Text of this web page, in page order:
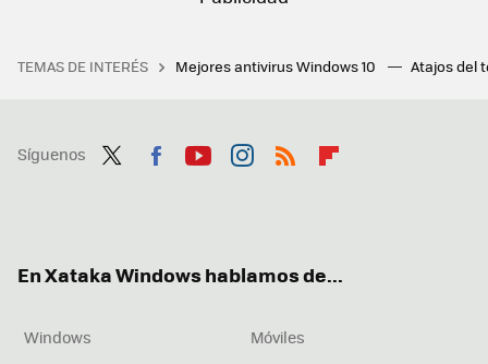
TEMAS DE INTERÉS Mejores antivirus Windows 10 Atajos del
Síguenos
En Xataka Windows hablamos de...
Windows
Móviles